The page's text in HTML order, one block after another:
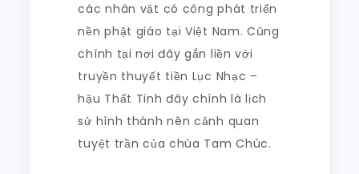
các nhân vật có công phát triển
nền phật giáo tại Việt Nam. Cũng
chính tại nơi đây gắn liền với
truyền thuyết tiền Lục Nhạc –
hậu Thất Tinh đây chính là lịch
sử hình thành nên cảnh quan
tuyệt trần của chùa Tam Chúc.